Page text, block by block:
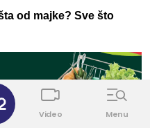
od majke? Sve što
Video Menu